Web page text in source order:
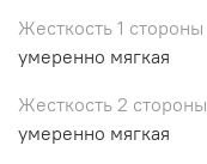
Жесткость 1 стороны
умеренно мягкая
Жесткость 2 стороны
умеренно мягкая